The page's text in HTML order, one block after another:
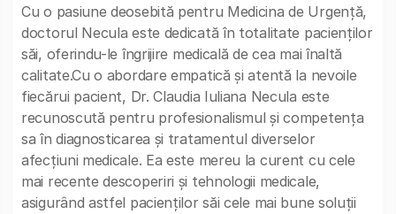
Cu o pasiune deosebită pentru Medicina de Urgență,
doctorul Necula este dedicată în totalitate pacienților
săi, oferindu-le îngrijire medicală de cea mai înaltă
calitate.Cu o abordare empatică și atentă la nevoile
fiecărui pacient, Dr. Claudia Iuliana Necula este
recunoscută pentru profesionalismul și competența
sa în diagnosticarea și tratamentul diverselor
afecțiuni medicale. Ea este mereu la curent cu cele
mai recente descoperiri și tehnologii medicale,
asigurând astfel pacienților săi cele mai bune soluții